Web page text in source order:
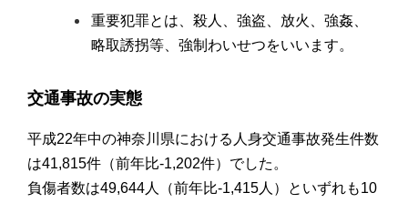
重要犯罪とは、殺人、強盗、放火、強姦、
略取誘拐等、強制わいせつをいいます。
交通事故の実態
平成22年中の神奈川県における人身交通事故発生件数
は41,815件（前年比-1,202件）でした。
負傷者数は49,644人（前年比-1,415人）といずれも10